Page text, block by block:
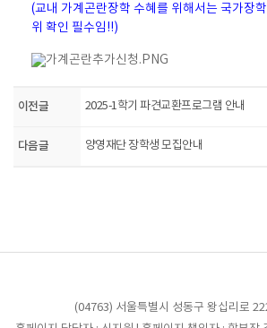
(교내 가계곤란장학 수혜를 위해서는 국가장
위 확인 필수임!!)
이전글 2025-1학기 파견교환프로그램 안내
다음글 양영재단 장학생 모집안내
(04763) 서울특별시 성동구 왕십리로